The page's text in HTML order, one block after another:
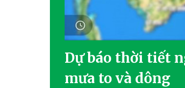
Dự báo thời tiết
mưa to và dông